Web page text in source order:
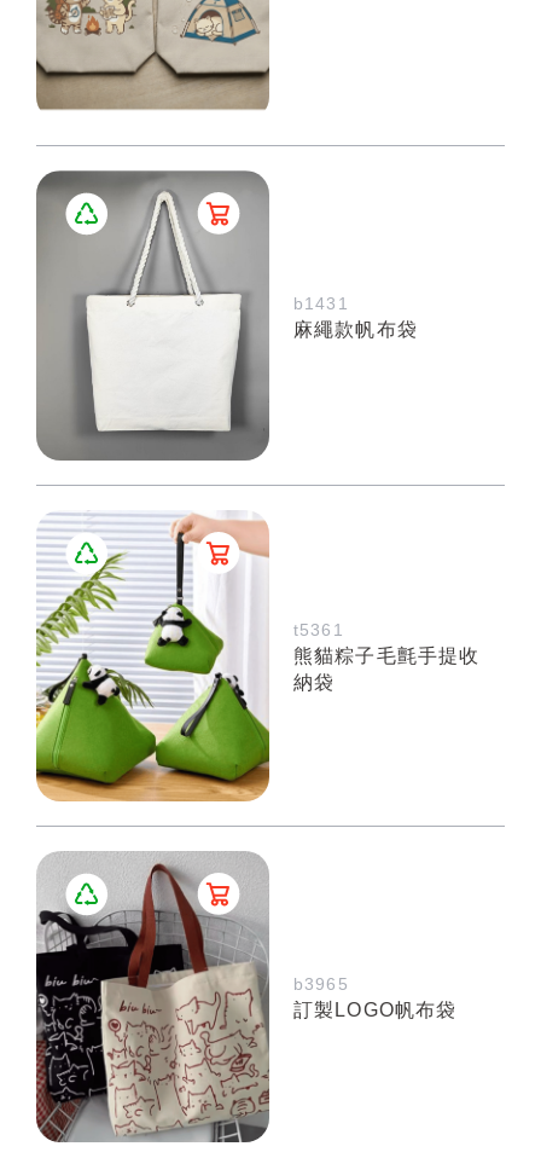
b1431
麻繩款帆布袋
t5361
熊貓粽子毛氈手提收
納袋
b3965
訂製LOGO帆布袋